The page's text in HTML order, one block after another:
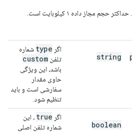
مجاز داده ۱ کیلوبایت است.
string
اگر type شماره
تلفن custom
باشد، این ویژگی
حاوی مقدار
سفارشی است و باید
تنظیم شود.
boolean
اگر true ، این
شماره تلفن اصلی